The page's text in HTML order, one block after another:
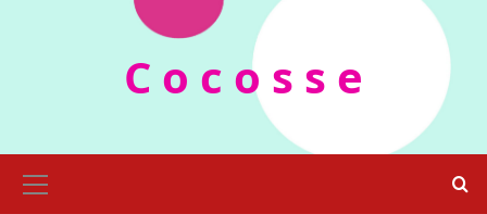
C o c o s s e
Menu